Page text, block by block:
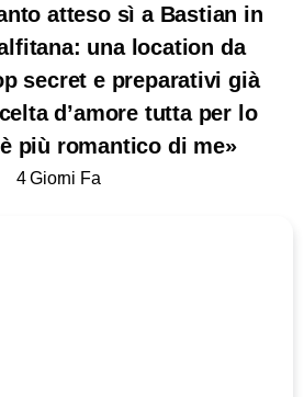
atteso sì a Bastian in
una location da
secret e preparativi già
d’amore tutta per lo
più romantico di me»
4 Giorni Fa